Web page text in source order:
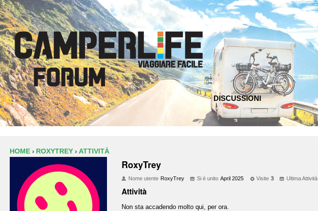
DISCUSSIONI
HOME › ROXYTREY › ATTIVITÀ
RoxyTrey
Nome utente RoxyTrey Si è unito April 2025 Visite 3 Ultima Attività
Attività
Non sta accadendo molto qui, per ora.